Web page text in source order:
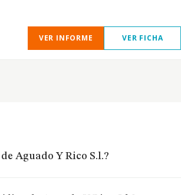
VER INFORME VER FICHA
Aguado Y Rico S.l.?